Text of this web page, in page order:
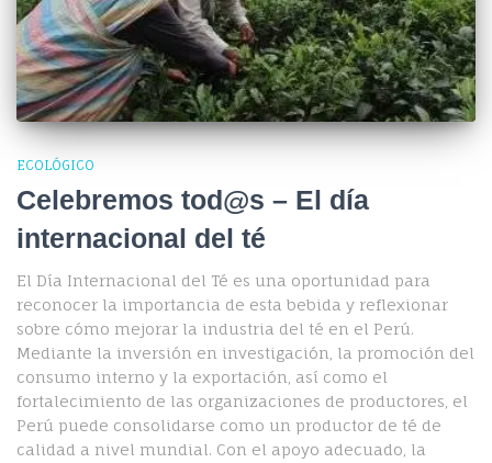
ECOLÓGICO
Celebremos tod@s – El día
internacional del té
El Día Internacional del Té es una oportunidad para
reconocer la importancia de esta bebida y reflexionar
sobre cómo mejorar la industria del té en el Perú.
Mediante la inversión en investigación, la promoción del
consumo interno y la exportación, así como el
fortalecimiento de las organizaciones de productores, el
Perú puede consolidarse como un productor de té de
calidad a nivel mundial. Con el apoyo adecuado, la